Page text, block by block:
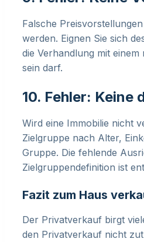
Falsche
werden. Eignen Sie sich
die Verhandlung mit
sein darf.
10. Fehler:
Wird eine Immobilie nicht
Zielgruppe nach Alter,
Gruppe. Die fehlende
Zielgruppendefinition ist
Fazit zum Haus
Der Privatverkauf birgt
den Privatverkauf nicht